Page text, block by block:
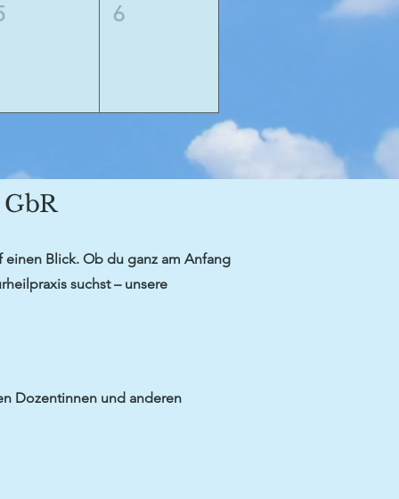
6
Blick. Ob du ganz am Anfang
suchst – unsere
Dozentinnen und anderen